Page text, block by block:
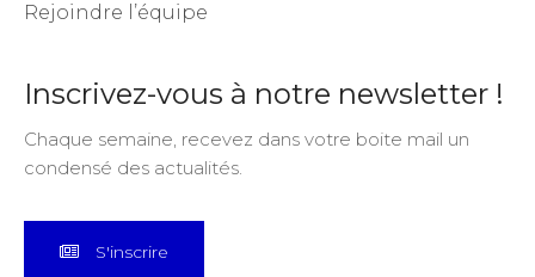
Rejoindre l’équipe
Inscrivez-vous à notre newsletter !
Chaque semaine, recevez dans votre boite mail un
condensé des actualités.
S'inscrire